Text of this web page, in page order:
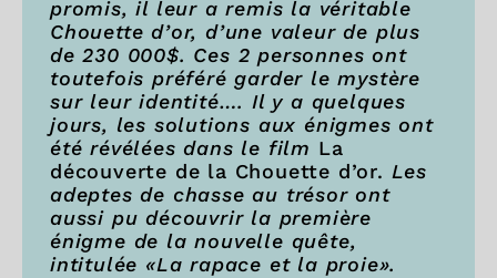
promis, il leur a remis la véritable
Chouette d’or, d’une valeur de plus
de 230 000$. Ces 2 personnes ont
toutefois préféré garder le mystère
sur leur identité…. Il y a quelques
jours, les solutions aux énigmes ont
été révélées dans le film La
découverte de la Chouette d’or. Les
adeptes de chasse au trésor ont
aussi pu découvrir la première
énigme de la nouvelle quête,
intitulée «La rapace et la proie».